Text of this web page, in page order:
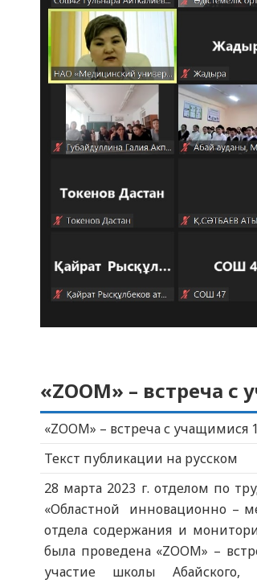
«ZOOM» – встреча
«ZOOM» – встреча с учащимися
Текст публикации на русском
28 марта 2023 г. отделом по
«Областной инновационно –
отдела содержания и
была проведена «ZOOM» –
участие школы Абайского,